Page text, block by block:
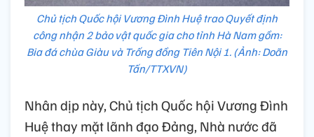
Chủ tịch Quốc hội Vương Đình Huệ trao Quyết định
công nhận 2 bảo vật quốc gia cho tỉnh Hà Nam gồm:
Bia đá chùa Giàu và Trống đồng Tiên Nội 1. (Ảnh: Doãn
Tấn/TTXVN)
Nhân dịp này, Chủ tịch Quốc hội Vương Đình
Huệ thay mặt lãnh đạo Đảng, Nhà nước đã